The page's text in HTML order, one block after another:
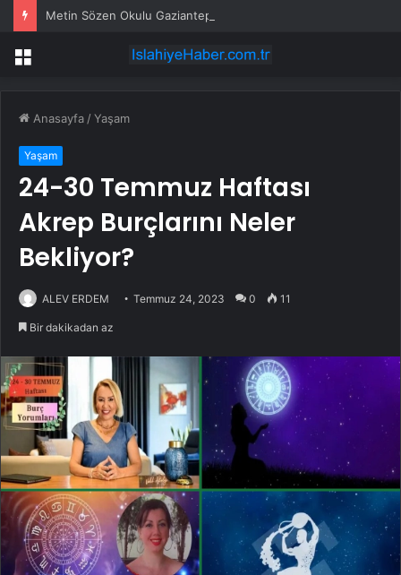
Menü
Anasayfa /Yaşam
Yaşam
24-30 Temmuz Haftası
Akrep Burçlarını Neler
Bekliyor?
ALEV ERDEM Temmuz 24, 2023 0 11
Bir dakikadan az